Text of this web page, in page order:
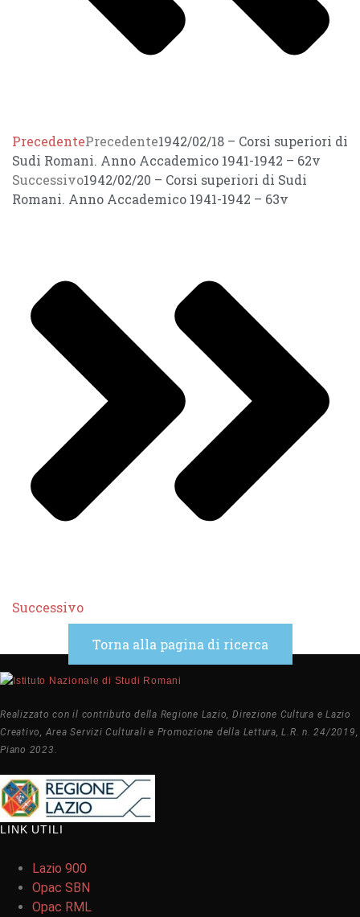
PrecedentePrecedente1942/02/18 – Corsi superiori di
Sudi Romani. Anno Accademico 1941-1942 – 62v
Successivo1942/02/20 – Corsi superiori di Sudi
Romani. Anno Accademico 1941-1942 – 63v
Successivo
Torna alla pagina di ricerca
Realizzato con il contributo della Regione Lazio, Direzione Cultura e Lazio
Creativo, Area Servizi Culturali e Promozione della Lettura, L.R. n. 24/2019,
Piano 2023.
LINK UTILI
Lazio 900
Opac SBN
Opac RML